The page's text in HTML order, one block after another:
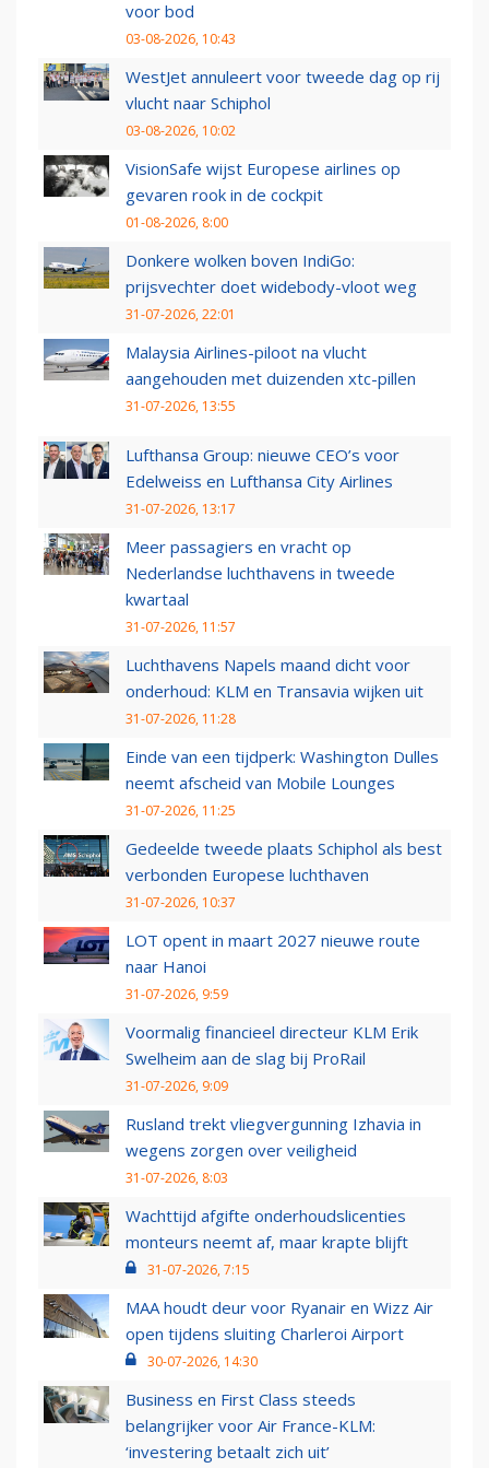
voor bod
03-08-2026, 10:43
WestJet annuleert voor tweede dag op rij
vlucht naar Schiphol
03-08-2026, 10:02
VisionSafe wijst Europese airlines op
gevaren rook in de cockpit
01-08-2026, 8:00
Donkere wolken boven IndiGo:
prijsvechter doet widebody-vloot weg
31-07-2026, 22:01
Malaysia Airlines-piloot na vlucht
aangehouden met duizenden xtc-pillen
31-07-2026, 13:55
Lufthansa Group: nieuwe CEO’s voor
Edelweiss en Lufthansa City Airlines
31-07-2026, 13:17
Meer passagiers en vracht op
Nederlandse luchthavens in tweede
kwartaal
31-07-2026, 11:57
Luchthavens Napels maand dicht voor
onderhoud: KLM en Transavia wijken uit
31-07-2026, 11:28
Einde van een tijdperk: Washington Dulles
neemt afscheid van Mobile Lounges
31-07-2026, 11:25
Gedeelde tweede plaats Schiphol als best
verbonden Europese luchthaven
31-07-2026, 10:37
LOT opent in maart 2027 nieuwe route
naar Hanoi
31-07-2026, 9:59
Voormalig financieel directeur KLM Erik
Swelheim aan de slag bij ProRail
31-07-2026, 9:09
Rusland trekt vliegvergunning Izhavia in
wegens zorgen over veiligheid
31-07-2026, 8:03
Wachttijd afgifte onderhoudslicenties
monteurs neemt af, maar krapte blijft
31-07-2026, 7:15
MAA houdt deur voor Ryanair en Wizz Air
open tijdens sluiting Charleroi Airport
30-07-2026, 14:30
Business en First Class steeds
belangrijker voor Air France-KLM:
‘investering betaalt zich uit’